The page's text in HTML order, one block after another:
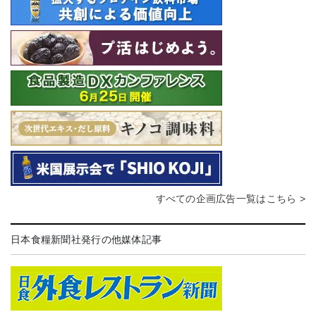
すべての企画広告一覧はこちら >
日本食糧新聞社発行の他媒体記事